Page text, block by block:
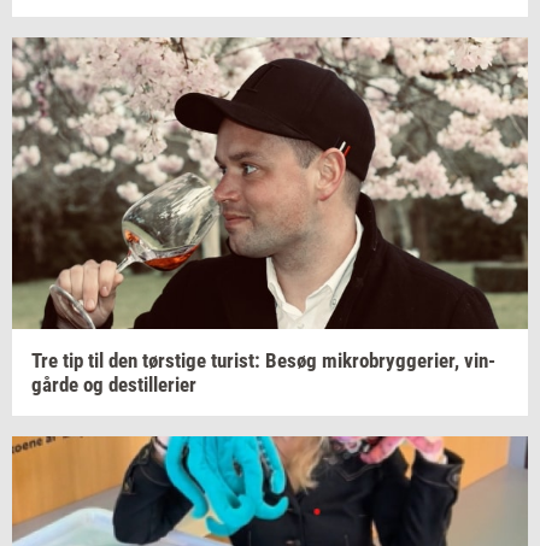
Tre tip til den tørsti­ge turist: Besøg mi­kro­bryg­ge­ri­er, vin­
går­de og destil­le­ri­er